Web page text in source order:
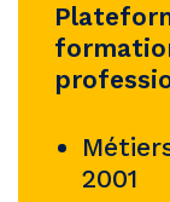
2001